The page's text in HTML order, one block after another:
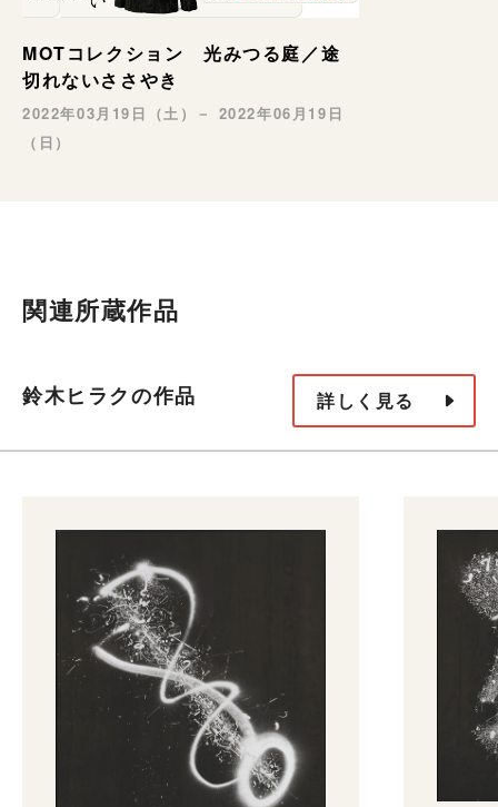
MOTコレクション 光みつる庭／途
切れないささやき
2022年03月19日（土）－ 2022年06月19日
（日）
関連所蔵作品
鈴木ヒラクの作品 詳しく見る